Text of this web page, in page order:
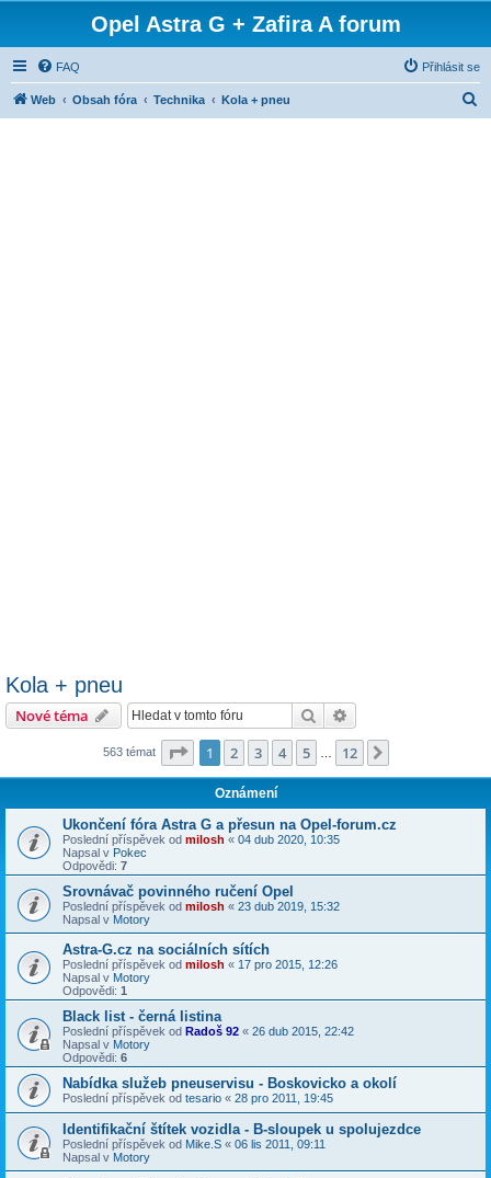
Opel Astra G + Zafira A forum
FAQ Přihlásit se
Web Obsah fóra Technika Kola + pneu
Kola + pneu
Nové téma Hledat
563 témat Stránka z 12
1 2 3 4 5 12
Oznámení
Ukončení fóra Astra G a přesun na Opel-forum.cz
Poslední příspěvek od milosh « 04 dub 2020, 10:35
Napsal v Pokec
Odpovědi: 7
Srovnávač povinného ručení Opel
Poslední příspěvek od milosh « 23 dub 2019, 15:32
Napsal v Motory
Astra-G.cz na sociálních sítích
Poslední příspěvek od milosh « 17 pro 2015, 12:26
Napsal v Motory
Odpovědi: 1
Black list - černá listina
Poslední příspěvek od Radoš 92 « 26 dub 2015, 22:42
Napsal v Motory
Odpovědi: 6
Nabídka služeb pneuservisu - Boskovicko a okolí
Poslední příspěvek od tesario « 28 pro 2011, 19:45
Identifikační štítek vozidla - B-sloupek u spolujezdce
Poslední příspěvek od Mike.S « 06 lis 2011, 09:11
Napsal v Motory